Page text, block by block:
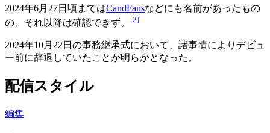
2024年6月27日頃まではCandFansなどにも名前があったもの
の、それ以降は確認できず。
[2]
2024年10月22日の事務継承式において、諸事情によりデビュ
ー前に辞退していたことが明らかとなった。
配信スタイル
編集